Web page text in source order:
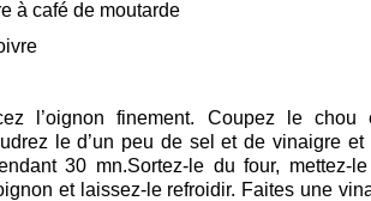
à café de moutarde
l’oignon finement. Coupez le chou
le d’un peu de sel et de vinaigre et
30 mn.Sortez-le du four, mettez-
et laissez-le refroidir. Faites une